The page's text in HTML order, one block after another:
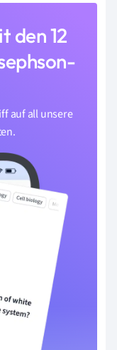
den 12
auf all unsere